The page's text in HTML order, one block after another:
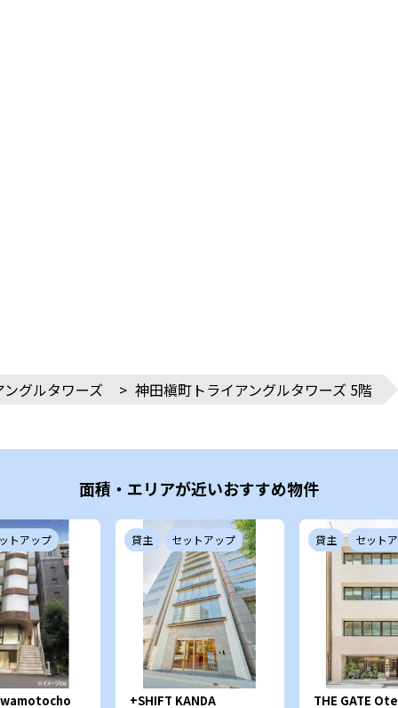
グルタワーズ > 神田槇町トライアングルタワーズ 5階
面積・エリアが近いおすすめ物件
トアップ 貸主 セットアップ
+SHIFT KANDA
貸主 セット
THE GATE